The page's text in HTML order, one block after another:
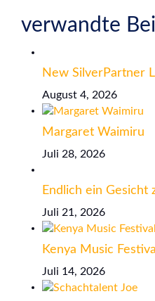
verwandte
New SilverPartner
August 4, 2026
Margaret Waimiru
Juli 28, 2026
Endlich ein Gesicht
Juli 21, 2026
Kenya Music Festival
Juli 14, 2026